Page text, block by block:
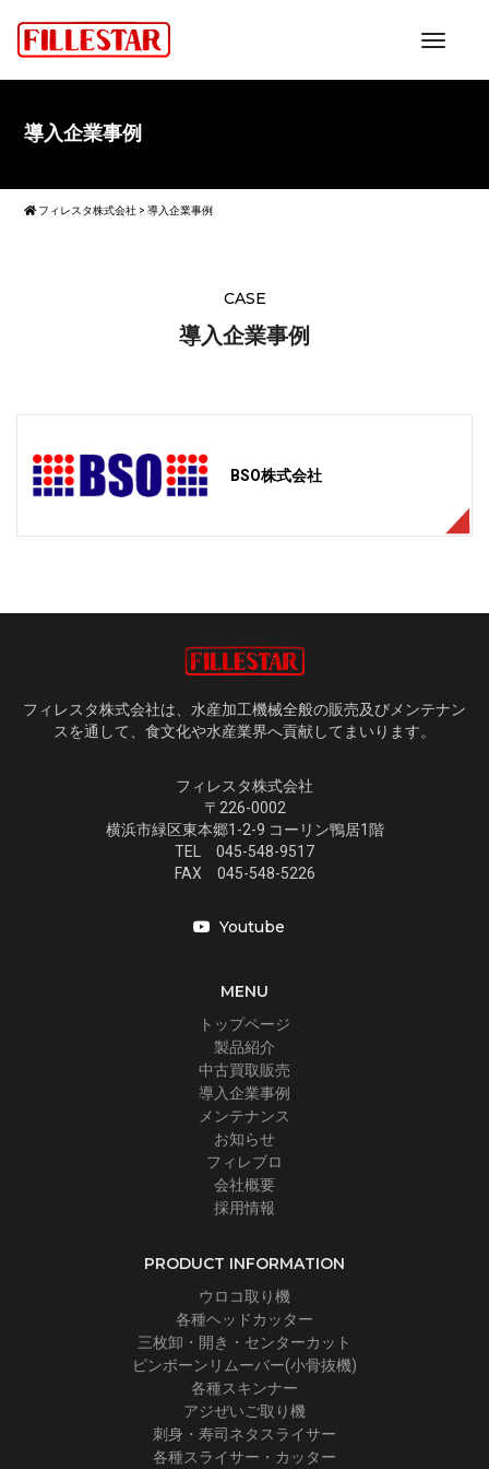
toggle
導入企業事例
フィレスタ株式会社 >導入企業事例
CASE
導入企業事例
BSO株式会社
フィレスタ株式会社は、水産加工機械全般の販売及びメンテナン
スを通して、食文化や水産業界へ貢献してまいります。
フィレスタ株式会社
〒226-0002
横浜市緑区東本郷1-2-9 コーリン鴨居1階
TEL 045-548-9517
FAX 045-548-5226
Youtube
MENU
トップページ
製品紹介
中古買取販売
導入企業事例
メンテナンス
お知らせ
フィレブロ
会社概要
採用情報
PRODUCT INFORMATION
ウロコ取り機
各種ヘッドカッター
三枚卸・開き・センターカット
ピンボーンリムーバー(小骨抜機)
各種スキンナー
アジぜいご取り機
刺身・寿司ネタスライサー
各種スライサー・カッター